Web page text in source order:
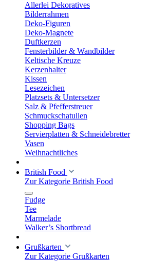
Allerlei Dekoratives
Bilderrahmen
Deko-Figuren
Deko-Magnete
Duftkerzen
Fensterbilder & Wandbilder
Keltische Kreuze
Kerzenhalter
Kissen
Lesezeichen
Platzsets & Untersetzer
Salz & Pfefferstreuer
Schmuckschatullen
Shopping Bags
Servierplatten & Schneidebretter
Vasen
Weihnachtliches
British Food
Zur Kategorie British Food
Fudge
Tee
Marmelade
Walker’s Shortbread
Grußkarten
Zur Kategorie Grußkarten